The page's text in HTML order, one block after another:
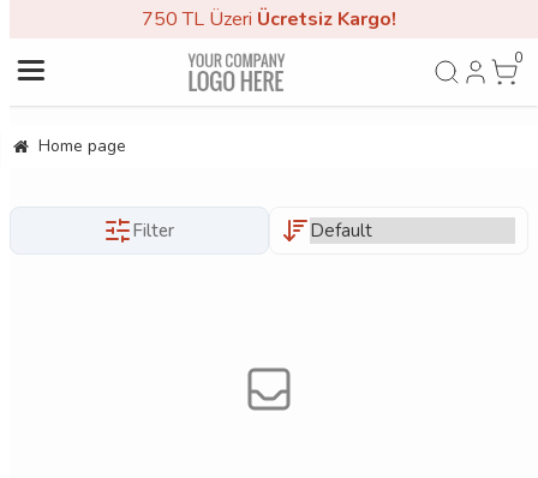
750 TL Üzeri Ücretsiz Kargo!
0
Home page
Filter